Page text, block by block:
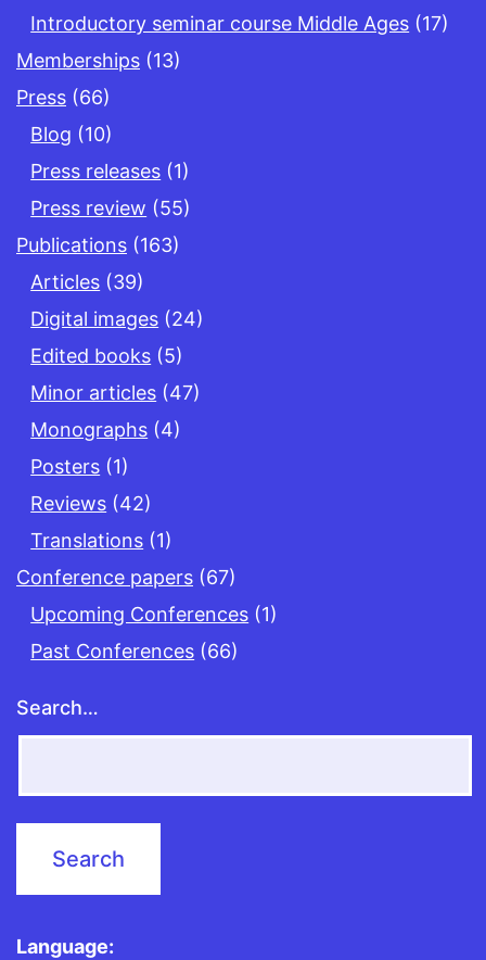
Introductory seminar course Middle Ages (17)
Memberships (13)
Press (66)
Blog (10)
Press releases (1)
Press review (55)
Publications (163)
Articles (39)
Digital images (24)
Edited books (5)
Minor articles (47)
Monographs (4)
Posters (1)
Reviews (42)
Translations (1)
Conference papers (67)
Upcoming Conferences (1)
Past Conferences (66)
Search…
Language: